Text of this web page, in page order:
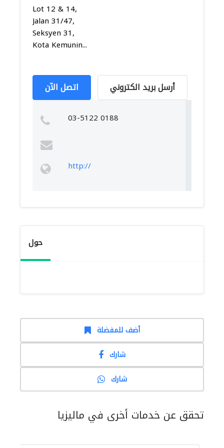
Lot 12 & 14,
Jalan 31/47,
Seksyen 31,
Kota Kemunin...
اتصل الآن أرسل بريد الكتروني
03-5122 0188
http://
حول
أضف للمفضلة
شارك
شارك
تحقق عن خدمات أخرى في ماليزيا